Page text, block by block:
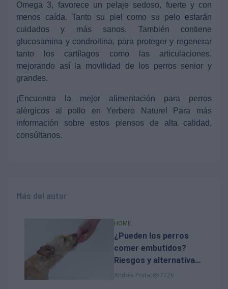
Omega 3, favorece un pelaje sedoso, fuerte y con
menos caída. Tanto su piel como su pelo estarán
cuidados y más sanos. También contiene
glucosamina y condroitina, para proteger y regenerar
tanto los cartílagos como las articulaciones,
mejorando así la movilidad de los perros senior y
grandes.
¡Encuentra la mejor alimentación para perros
alérgicos al pollo en Yerbero Nature! Para más
información sobre estos piensos de alta calidad,
consúltanos.
Más del autor
HOME
¿Pueden los perros
comer embutidos?
Riesgos y alternativas
seguras
Andrés Porta 7126